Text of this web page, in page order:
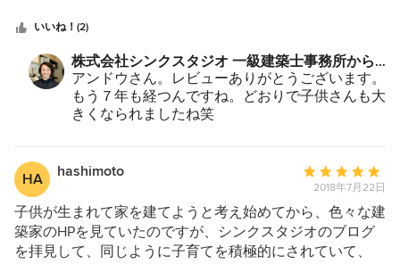
オである、と私は思っています。
星
5
れるので、 入学時期には間に合わないかもと、 半分、あ
きらめていました。 設計事務所のブログやSNSを読みあ
さっていた時に、 ちょうど私たちと同じように土地探し
から始めて、 家を完成させられた方々の記事が載ってい
ました。 そして、予算的にも、土地の大きさ的にも、 お
されていたシンクスタジオさんのブログを見て、 土地探
しからお願いします！と、 相談会の予約を送信しまし
た。 相談会でのアドバイスで、 敷地の形状や大きさな
ど、ある程度不利な条件でも、 設計でどうにかできます
と、そのための設計事務所です。と、 心強いお言葉をい
ただきました。 満点の土地なんていつまでも見つからな
いいね！(2)
株式会社シンクスタジオ 一級建築士事務所から
のコメント：
アンドウさん。レビューありがとうございます。
もう７年も経つんですね。どおりで子供さんも大
きくなられましたね笑
憶にも残ってます。
また花火大会ご家族で遊びにいらして下さいね！
シンクスタジオ一同おまちしております。
HA hashimoto
平
均
評
価：
5
2018年7月22日
子供が生まれて家を建てようと考え始めてから、色々な建
築家のHPを見ていたのですが、シンクスタジオのブログ
を拝見して、同じように子育てを積極的にされていて、